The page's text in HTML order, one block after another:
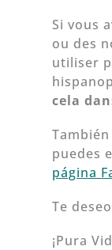
Si vous
ou des
utiliser
cela
puedes
página
Te
¡Pura